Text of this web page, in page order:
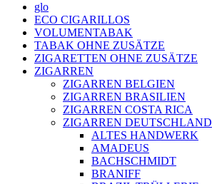
glo
ECO CIGARILLOS
VOLUMENTABAK
TABAK OHNE ZUSÄTZE
ZIGARETTEN OHNE ZUSÄTZE
ZIGARREN
ZIGARREN BELGIEN
ZIGARREN BRASILIEN
ZIGARREN COSTA RICA
ZIGARREN DEUTSCHLAND
ALTES HANDWERK
AMADEUS
BACHSCHMIDT
BRANIFF